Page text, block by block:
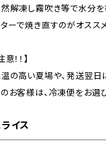
解凍し霧吹き等で水分を
ーで焼き直すのがオススメ
意！！】
の高い夏場や、発送翌日
お客様は、冷凍便をお選
イス